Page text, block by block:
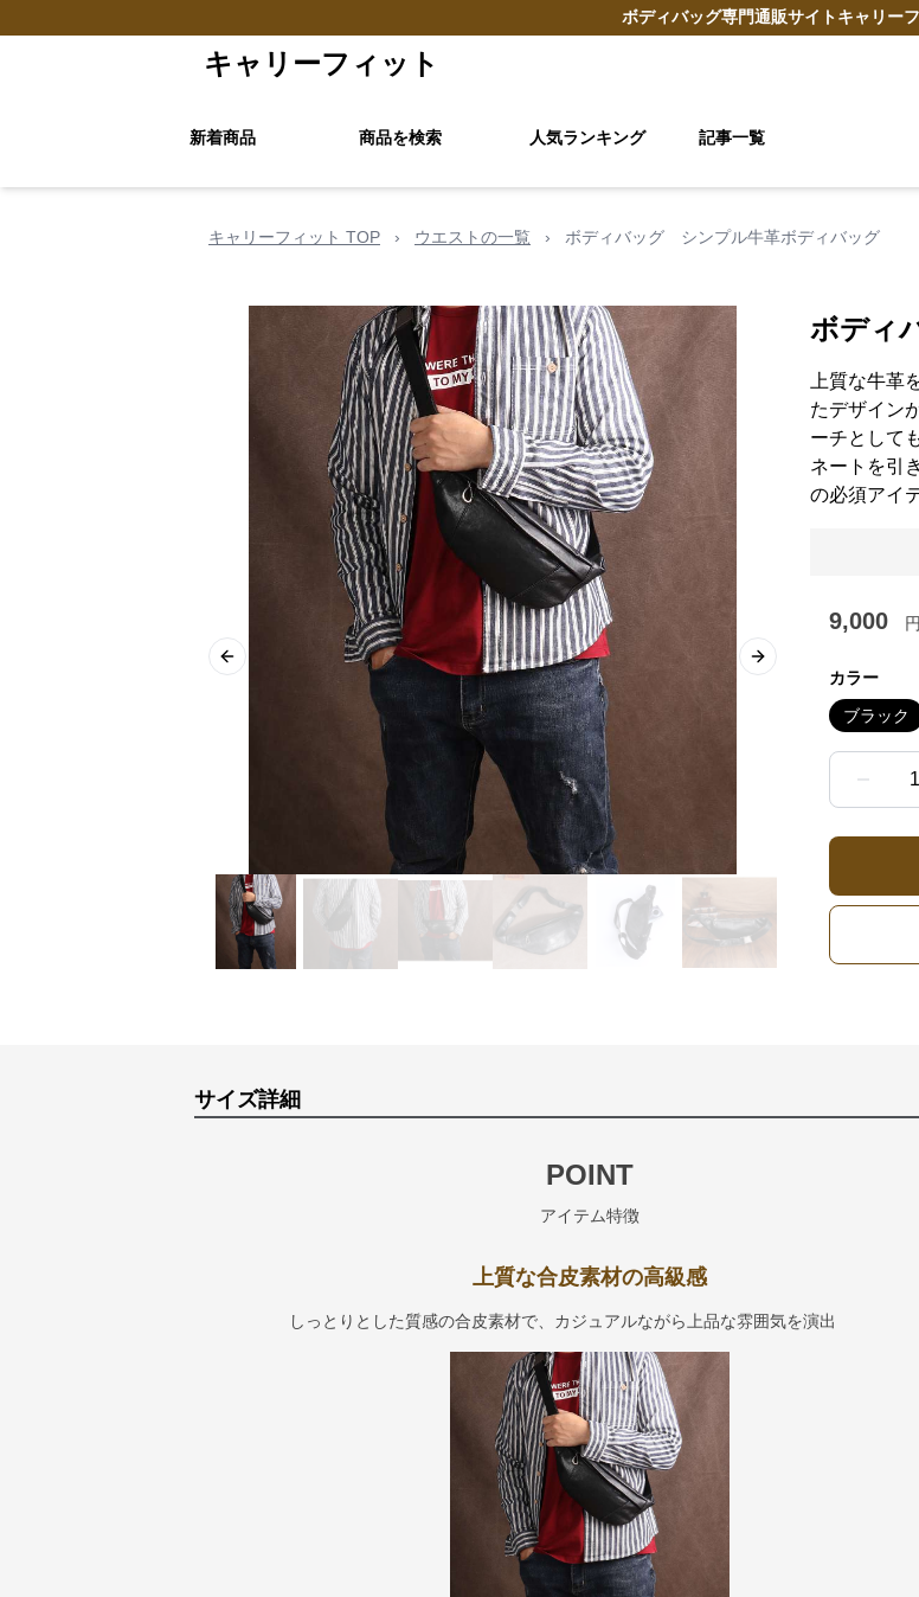
ボディバッグ専門通販サイトキャリー
キャリーフィット
新着商品 商品を検索 人気ランキング 記事一覧
キャリーフィット TOP › ウエストの一覧 › ボディバッグ シンプル牛革ボディバッグ
Previous slide Next slide
ボディ
上質な牛革
たデザイン
ーチとして
ネートを引
の必須アイ
9,000 円
カラー
ブラック
1
サイズ詳細
POINT
アイテム特徴
上質な合皮素材の高級感
しっとりとした質感の合皮素材で、カジュアルながら上品な雰囲気を演出